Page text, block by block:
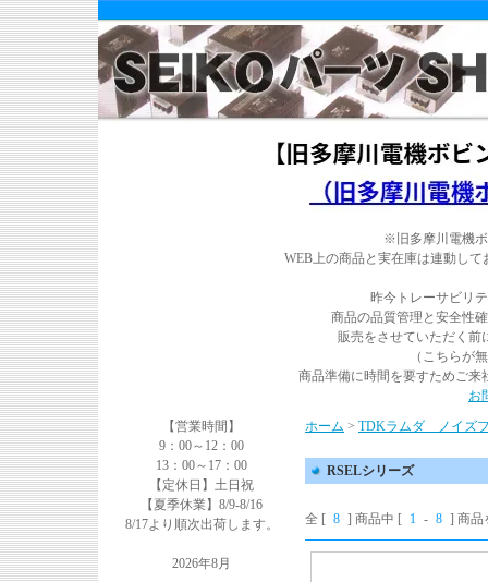
※旧多摩川電機
WEB上の商品と実在庫は連動し
昨今トレーサビリ
商品の品質管理と安全性
販売をさせていただく前
（こちらが
商品準備に時間を要すためご来
お
【営業時間】
9：00～12：00
13：00～17：00
【定休日】土日祝
【夏季休業】8/9-8/16
8/17より順次出荷します。
2026年8月
ホーム > TDKラムダ ノイズ
RSELシリーズ
全 [ 8 ] 商品中 [ 1 - 8 ] 商品